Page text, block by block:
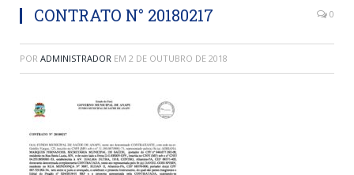
CONTRATO N° 20180217 0
POR ADMINISTRADOR EM 2 DE OUTUBRO DE 2018